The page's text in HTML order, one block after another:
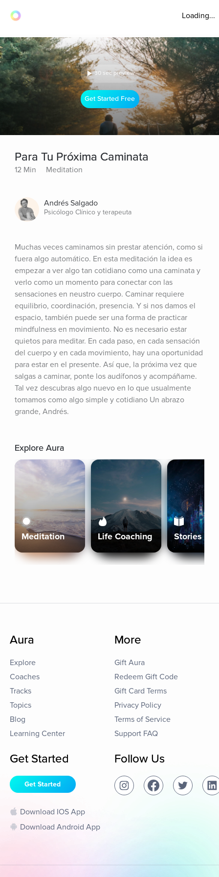
Loading...
30 sec preview
Get Started Free
Para Tu Próxima Caminata
12 Min Meditation
Andrés Salgado
Psicólogo Clínico y terapeuta
Muchas veces caminamos sin prestar atención, como si
fuera algo automático. En esta meditación la idea es
empezar a ver algo tan cotidiano como una caminata y
verlo como un momento para conectar con las
sensaciones en neustro cuerpo. Caminar requiere
equilibrio, coordinación, presencia. Y si nos damos el
espacio, también puede ser una forma de practicar
mindfulness en movimiento. No es necesario estar
quietos para meditar. En cada paso, en cada sensación
del cuerpo y en cada movimiento, hay una oportunidad
para estar en el presente. Así que, la próxima vez que
salgas a caminar, ponte los audífonos y acompáñame.
Tal vez descubras algo nuevo en lo que usualmente
tomamos como algo simple y cotidiano Un abrazo
grande, Andrés.
Explore Aura
Meditation Life Coaching Stories
Aura
Explore
Coaches
Tracks
Topics
Blog
Learning Center
More
Gift Aura
Redeem Gift Code
Gift Card Terms
Privacy Policy
Terms of Service
Support FAQ
Get Started
Get Started
Download IOS App
Download Android App
Follow Us